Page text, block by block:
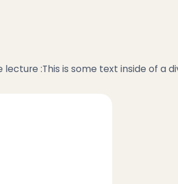
lecture :This is some text inside of a